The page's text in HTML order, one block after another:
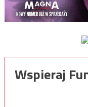
Wspieraj